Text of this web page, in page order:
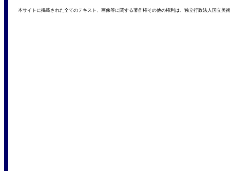
本サイトに掲載された全てのテキスト、画像等に関する著作権その他の権利は、独立行政法人国立